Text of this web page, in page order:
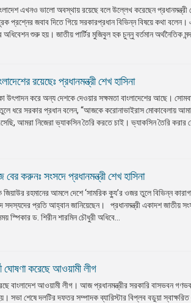
এখনও ভালো অবস্থায় রয়েছে বলে উল্লেখ করেছেন প্রধানমন্ত্রী
প্রশ্নের জবাব দিতে গিয়ে সরকারপ্রধান বিভিন্ন বিষয়ে কথা বলেন।
শুরু হয়। জাতীয় পার্টির মুজিবুল হক চুন্নু বর্তমান অর্থনৈতিক
রয়েছেঃ প্রধানমন্ত্রী শেখ হাসিনা
উৎপাদন করে অন্য দেশকে দেওয়ার সক্ষমতা বাংলাদেশের আছে।
ধরে সরকার প্রধান বলেন, “আজকে করোনাভাইরাস মোকাবেলায়
আমরা নিজেরা ভ্যাকসিন তৈরি করতে চাই। ভ্যাকসিন তৈরি করার
করুনঃ সংসদে প্রধানমন্ত্রী শেখ হাসিনা
রহমানের আমলে দেশে ‘সামরিক ক্যু’র ওজর তুলে বিভিন্ন
সদস্যদের প্রতি আহ্বান জানিয়েছেন। প্রধানমন্ত্রী একাদশ জাতীয়
ড. শিরীন শারমিন চৌধুরী অধিবে...
ঘোষণা করেছে আওয়ামী লীগ
বাংলাদেশ আওয়ামী লীগ। আজ প্রধানমন্ত্রীর সরকারি বাসভবন
সভা শেষে দলটির দফতর সম্পাদক ব্যারিস্টার বিপ্লব বডুয়া